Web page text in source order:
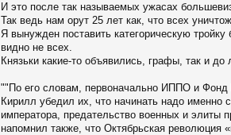
И это после так называемых ужасах
Так ведь нам орут 25 лет как, что всех
Я вынужден поставить категорическую
видно не всех.
Князьки какие-то объявились, графы, так и
""По его словам, первоначально ИППО и Фонд
Кирилл убедил их, что начинать надо
императора, предательство военных и
напомнил также, что Октябрьская революция